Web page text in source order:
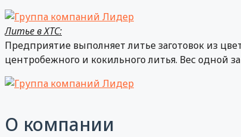
Литье в ХТС:
Предприятие выполняет литье заготовок из
центробежного и кокильного литья. Вес одной
О компании